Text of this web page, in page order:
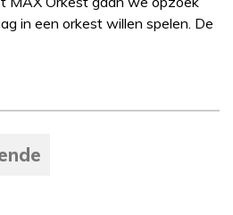
in een orkest willen spelen. De